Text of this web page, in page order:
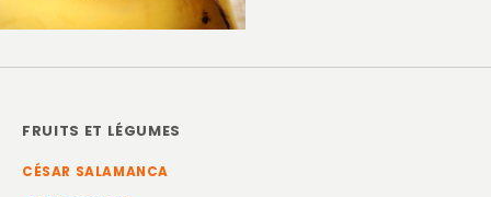
FRUITS ET LÉGUMES
CÉSAR SALAMANCA